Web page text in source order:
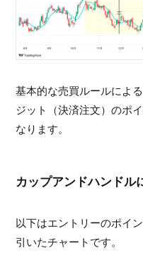
基本的な売買ルールによ
ジット（決済注文）のポ
なります。
カップアンドハンドル
以下はエントリーのポイ
引いたチャートです。